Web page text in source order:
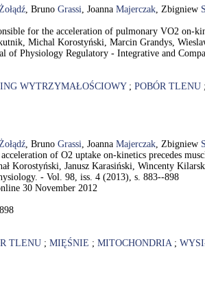
, Bruno Grassi, Joanna Majerczak, Zbigniew
for the acceleration of pulmonary VO2 on-
Michal Korostyński, Marcin Grandys,
of Physiology Regulatory - Integrative and
WYTRZYMAŁOŚCIOWY; POBÓR TLENU
, Bruno Grassi, Joanna Majerczak, Zbigniew
of O2 uptake on-kinetics precedes
Korostyński, Janusz Karasiński, Wincenty
- Vol. 98, iss. 4 (2013), s. 883--898
30 November 2012
TLENU ; MIĘŚNIE ; MITOCHONDRIA;